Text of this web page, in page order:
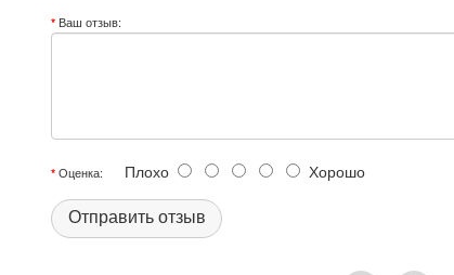
Ваш отзыв:
Оценка: Плохо Хорошо
Отправить отзыв